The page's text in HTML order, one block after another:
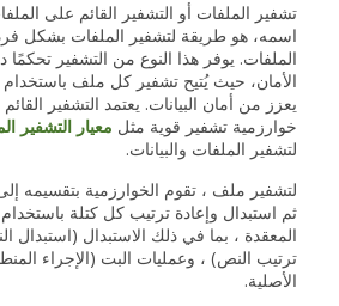
تشفير الملفات أو التشفير القائم على
اسمه، هو طريقة لتشفير الملفات بشكل
الملفات. يوفر هذا النوع من التشفير تحكمًا
الأمان، حيث يُتيح تشفير كل ملف باستخدام
يعزز من أمان البيانات. يعتمد التشفير
خوارزمية تشفير قوية مثل معيار التشفير
لتشفير الملفات والبيانات.
لتشفير ملف ، تقوم الخوارزمية بتقسيمه
ثم استبدال وإعادة ترتيب كل كتلة باستخدام
المعقدة ، بما في ذلك الاستبدال (استبدال
ترتيب النص) ، وعمليات البت (الإجراء
الأصلية.